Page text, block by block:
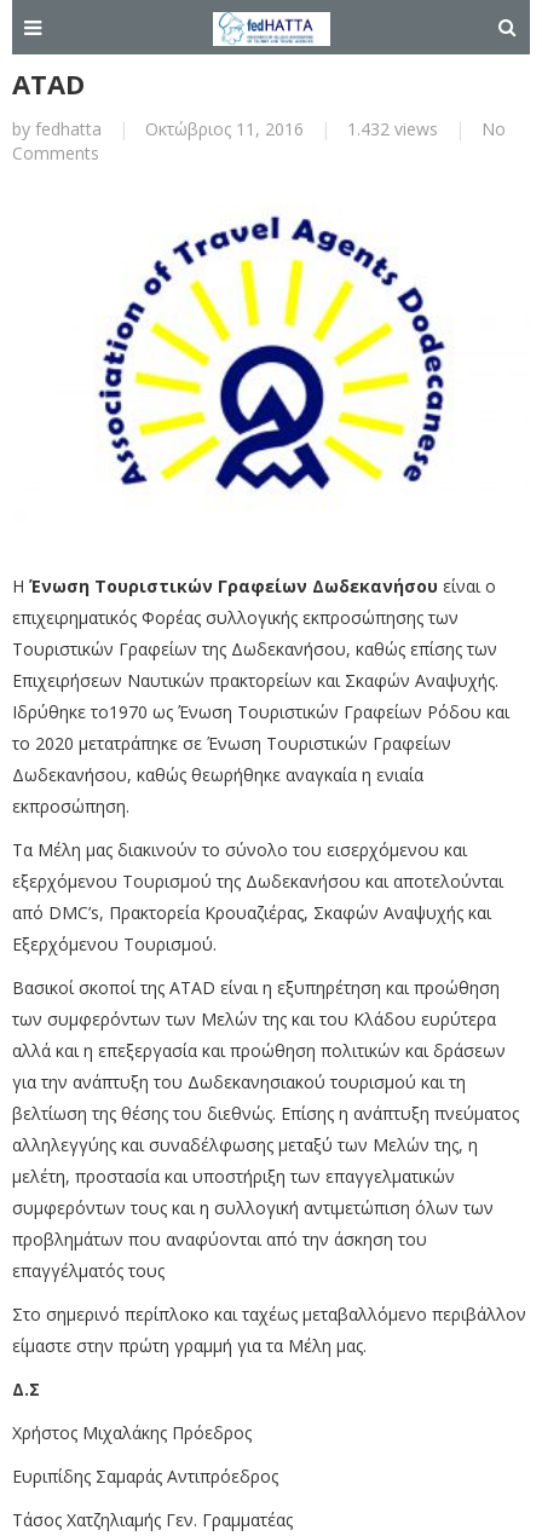
ATAD
by fedhatta | Οκτώβριος 11, 2016 | 1.432 views |
No
Comments
Η Ένωση Τουριστικών Γραφείων Δωδεκανήσου είναι ο
επιχειρηματικός Φορέας συλλογικής εκπροσώπησης των
Τουριστικών Γραφείων της Δωδεκανήσου, καθώς επίσης των
Επιχειρήσεων Ναυτικών πρακτορείων και Σκαφών Αναψυχής.
Ιδρύθηκε το1970 ως Ένωση Τουριστικών Γραφείων Ρόδου και
το 2020 μετατράπηκε σε Ένωση Τουριστικών Γραφείων
Δωδεκανήσου, καθώς θεωρήθηκε αναγκαία η ενιαία
εκπροσώπηση.
Τα Μέλη μας διακινούν το σύνολο του εισερχόμενου και
εξερχόμενου Τουρισμού της Δωδεκανήσου και αποτελούνται
από DMC’s, Πρακτορεία Κρουαζιέρας, Σκαφών Αναψυχής και
Εξερχόμενου Τουρισμού.
Βασικοί σκοποί της ATAD είναι η εξυπηρέτηση και προώθηση
των συμφερόντων των Μελών της και του Κλάδου ευρύτερα
αλλά και η επεξεργασία και προώθηση πολιτικών και δράσεων
για την ανάπτυξη του Δωδεκανησιακού τουρισμού και τη
βελτίωση της θέσης του διεθνώς. Επίσης η ανάπτυξη πνεύματος
αλληλεγγύης και συναδέλφωσης μεταξύ των Μελών της, η
μελέτη, προστασία και υποστήριξη των επαγγελματικών
συμφερόντων τους και η συλλογική αντιμετώπιση όλων των
προβλημάτων που αναφύονται από την άσκηση του
επαγγέλματός τους
Στο σημερινό περίπλοκο και ταχέως μεταβαλλόμενο περιβάλλον
είμαστε στην πρώτη γραμμή για τα Μέλη μας.
Δ.Σ
Χρήστος Μιχαλάκης Πρόεδρος
Ευριπίδης Σαμαράς Αντιπρόεδρος
Τάσος Χατζηλιαμής Γεν. Γραμματέας